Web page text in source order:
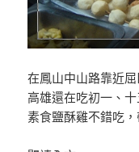
在鳳山中山路靠近
高雄還在吃初一、
素食鹽酥雞不錯吃